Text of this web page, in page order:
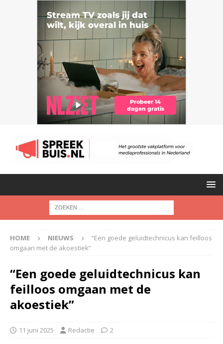
HOME NIEUWS
“Een goede geluidtechnicus kan feilloos
omgaan met de akoestiek”
“Een goede geluidtechnicus kan
feilloos omgaan met de
akoestiek”
11 juni 2025 Redactie 2